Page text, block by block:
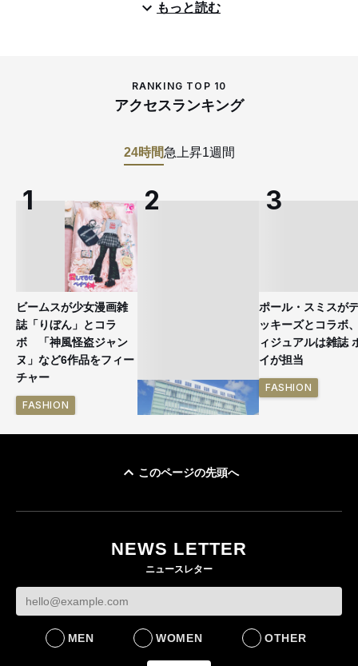
もっと読む
RANKING TOP 10
アクセスランキング
24時間急上昇1週間
ビームスが少女漫画雑
誌「りぼん」とコラ
ボ 「神風怪盗ジャン
ヌ」など6作品をフィー
チャー
FASHION
FASHION
ポール・スミスが
ッキーズとコラボ
ィジュアルは雑誌
イが担当
FASHION
このページの先頭へ
NEWS LETTER
ニュースレター
MEN WOMEN OTHER